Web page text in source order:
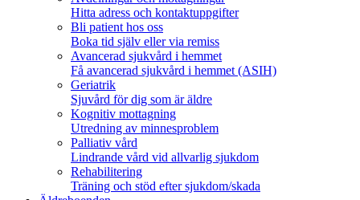
Hitta adress och kontaktuppgifter
Bli patient hos oss
Boka tid själv eller via remiss
Avancerad sjukvård i hemmet
Få avancerad sjukvård i hemmet (ASIH)
Geriatrik
Sjuvård för dig som är äldre
Kognitiv mottagning
Utredning av minnesproblem
Palliativ vård
Lindrande vård vid allvarlig sjukdom
Rehabilitering
Träning och stöd efter sjukdom/skada